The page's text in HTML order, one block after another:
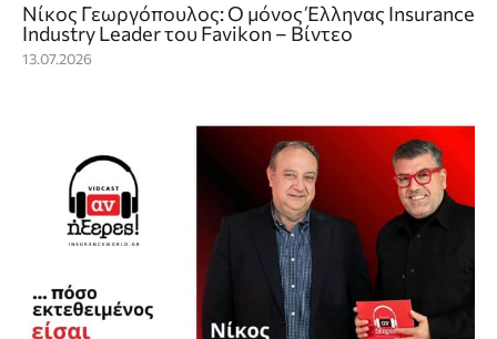
Νίκος Γεωργόπουλος: Ο μόνος Έλληνας Insurance
Industry Leader του Favikon – Βίντεο
13.07.2026